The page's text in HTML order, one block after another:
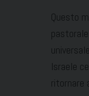
Questo
Israele
ritornare